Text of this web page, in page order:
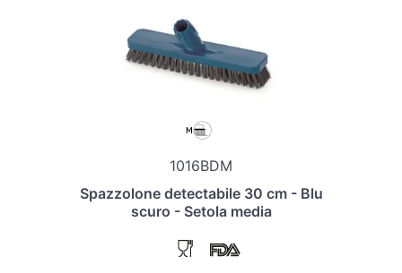
1016BDM
Spazzolone detectabile 30 cm - Blu
scuro - Setola media